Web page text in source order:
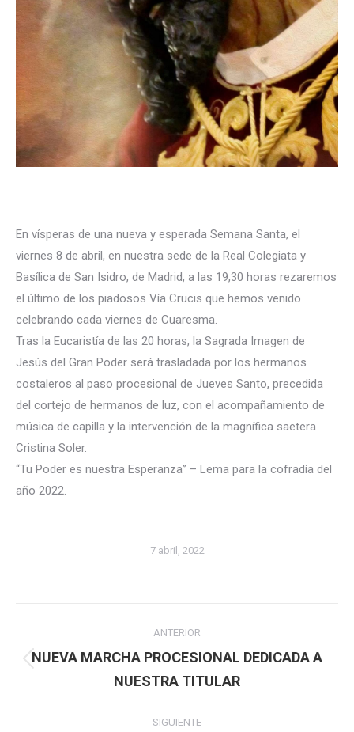
En vísperas de una nueva y esperada Semana Santa, el
viernes 8 de abril, en nuestra sede de la Real Colegiata y
Basílica de San Isidro, de Madrid, a las 19,30 horas rezaremos
el último de los piadosos Vía Crucis que hemos venido
celebrando cada viernes de Cuaresma.
Tras la Eucaristía de las 20 horas, la Sagrada Imagen de
Jesús del Gran Poder será trasladada por los hermanos
costaleros al paso procesional de Jueves Santo, precedida
del cortejo de hermanos de luz, con el acompañamiento de
música de capilla y la intervención de la magnífica saetera
Cristina Soler.
“Tu Poder es nuestra Esperanza” – Lema para la cofradía del
año 2022.
7 abril, 2022
entre
ANTERIOR
anterior:
NUEVA MARCHA PROCESIONAL DEDICADA A
NUESTRA TITULAR
SIGUIENTE